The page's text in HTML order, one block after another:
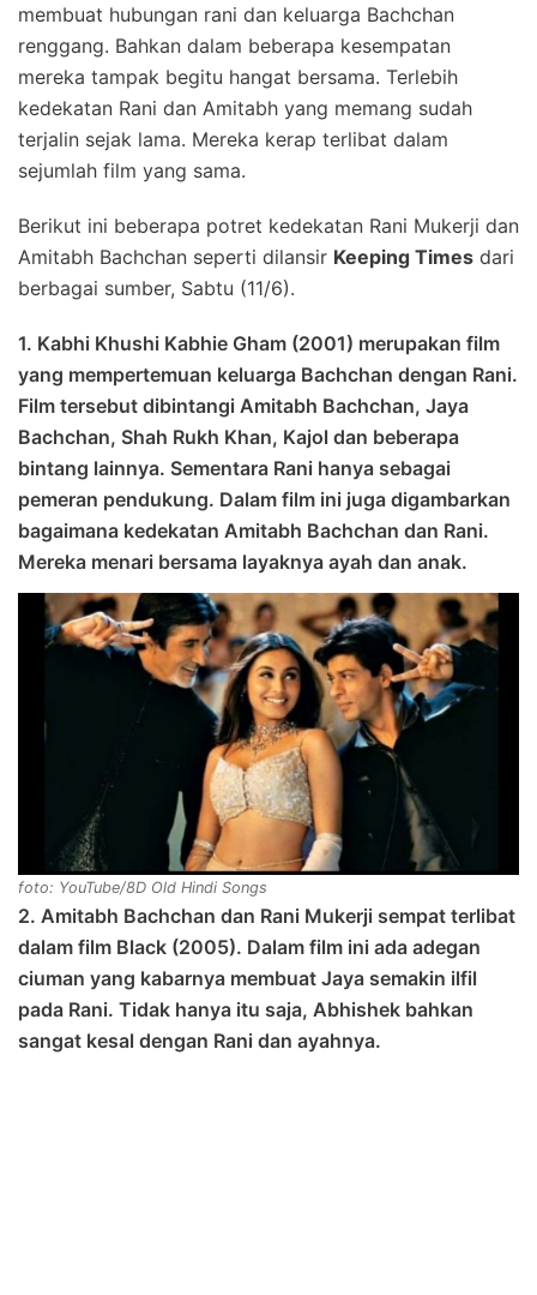
membuat hubungan rani dan keluarga Bachchan
renggang. Bahkan dalam beberapa kesempatan
mereka tampak begitu hangat bersama. Terlebih
kedekatan Rani dan Amitabh yang memang sudah
terjalin sejak lama. Mereka kerap terlibat dalam
sejumlah film yang sama.
Berikut ini beberapa potret kedekatan Rani Mukerji dan
Amitabh Bachchan seperti dilansir Keeping Times dari
berbagai sumber, Sabtu (11/6).
1. Kabhi Khushi Kabhie Gham (2001) merupakan film
yang mempertemuan keluarga Bachchan dengan Rani.
Film tersebut dibintangi Amitabh Bachchan, Jaya
Bachchan, Shah Rukh Khan, Kajol dan beberapa
bintang lainnya. Sementara Rani hanya sebagai
pemeran pendukung. Dalam film ini juga digambarkan
bagaimana kedekatan Amitabh Bachchan dan Rani.
Mereka menari bersama layaknya ayah dan anak.
foto: YouTube/8D Old Hindi Songs
2. Amitabh Bachchan dan Rani Mukerji sempat terlibat
dalam film Black (2005). Dalam film ini ada adegan
ciuman yang kabarnya membuat Jaya semakin ilfil
pada Rani. Tidak hanya itu saja, Abhishek bahkan
sangat kesal dengan Rani dan ayahnya.